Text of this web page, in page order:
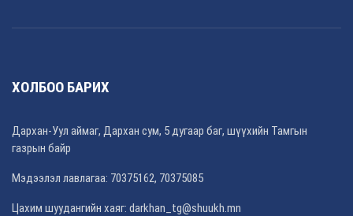
ХОЛБОО БАРИХ
Дархан-Уул аймаг, Дархан сум, 5 дугаар баг, шүүхийн Тамгын
газрын байр
Мэдээлэл лавлагаа: 70375162, 70375085
Цахим шуудангийн хаяг: darkhan_tg@shuukh.mn